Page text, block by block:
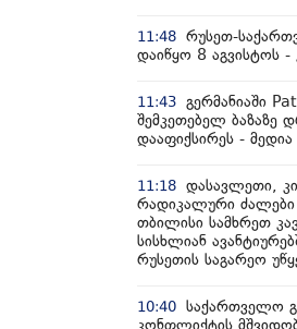
11:48 რუსეთ-
დაიწყო 8 აგვისტოს -
11:43 გერმანიაში
შემკეთებელ ბაზაზე
დააფიქსირეს - მედია
11:18 დასავლეთი,
რადიკალური
თბილისი სამხრეთ
სისხლიან
რუსეთის საგარეო
10:40 საქართველო
კონფლიქტის